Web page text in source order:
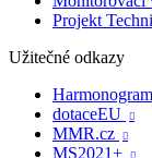
Projekt
Užitečné odkazy
dotaceEU

MMR.cz 
MS2021+